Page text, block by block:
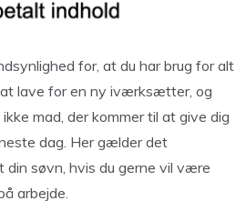
for, at du har brug for alt
lave for en ny iværksætter, og
mad, der kommer til at give dig
dag. Her gælder det
søvn, hvis du gerne vil være
arbejde.